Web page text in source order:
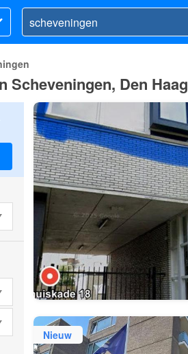
Scheveningen, Den Haag
Nieuw